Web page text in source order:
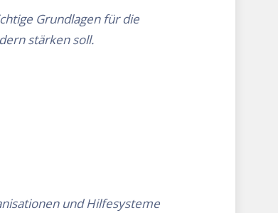
Grundlagen für die
stärken soll.
und Hilfesysteme